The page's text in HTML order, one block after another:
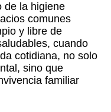
de la higiene
comunes
y libre de
cuando
cotidiana, no solo
sino que
familiar